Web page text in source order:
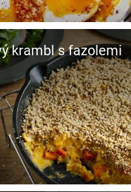
krambl s fazolemi